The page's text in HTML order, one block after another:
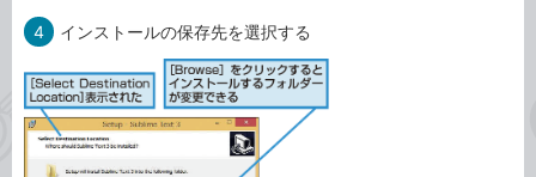
4 インストールの保存先を選択する